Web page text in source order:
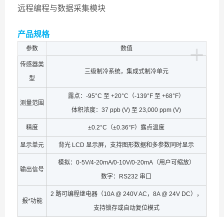
远程编程与数据采集模块
产品规格
+
参数 数值
传感器类
型
三级制冷系统，集成式制冷单元
测量范围
露点：-95°C 至 +20°C（-139°F 至 +68°F）
体积浓度：37 ppb (V) 至 23,000 ppm (V)
精度 ±0.2°C（±0.36°F）露点温度
显示单元 背光 LCD 显示屏，支持图形数据和多参数同时显示
输出信号
模拟：0-5V/4-20mA/0-10V/0-20mA（用户可缩放）
数字：RS232 串口
报*功能
2 路可编程继电器（10A @ 240V AC，8A @ 24V DC），
支持锁存或自动复位模式